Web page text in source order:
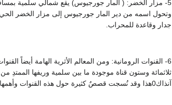
جدار وقاعدة للمحراب.
6- القنوات الرومانية: ومن المعالم الأثرية الهامة أيضاً
ثلاثمائة وستون قناة موجودة ما بين سلمية وريفها
آنذاك0هذا وقد نُسجت قصصٌ كثيرة حول هذه القنوات وأهمها قصة قناة العاشق.